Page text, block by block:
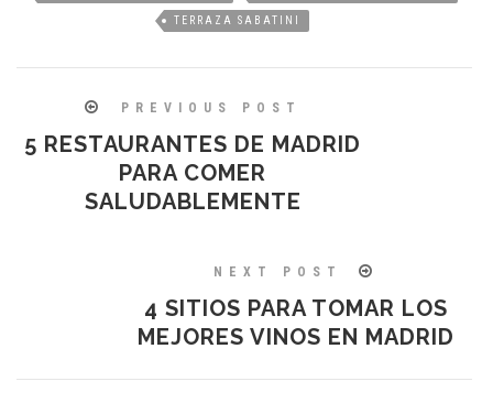
TERRAZA SABATINI
PREVIOUS POST
5 RESTAURANTES DE MADRID
PARA COMER
SALUDABLEMENTE
NEXT POST
4 SITIOS PARA TOMAR LOS
MEJORES VINOS EN MADRID